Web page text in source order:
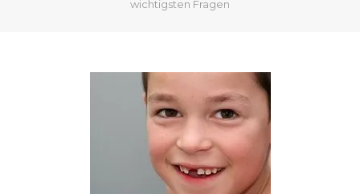
wichtigsten Fragen